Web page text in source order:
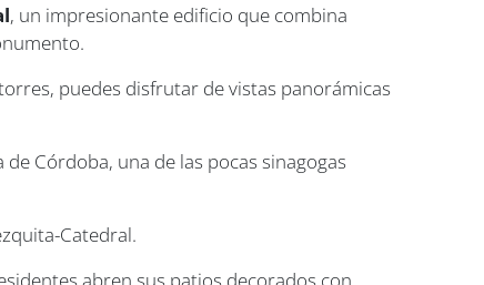
, un impresionante edificio que combina
puedes disfrutar de vistas panorámicas
Córdoba, una de las pocas sinagogas
Catedral.
abren sus patios decorados con